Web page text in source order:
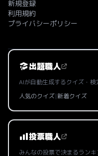
新規登録
利用規約
プライバシーポリシー
出題職人
AIが自動生成するクイズ・検
人気のクイズ|新着クイズ
投票職人
みんなの投票で決まるラン